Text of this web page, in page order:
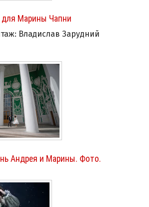
для Марины Чапни
Владислав Зарудний
Андрея и Марины. Фото.